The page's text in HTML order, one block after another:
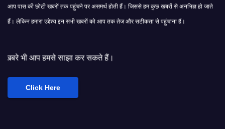
आप पास की छोटी खबरों तक पहुंचने पर असमर्थ होती हैं। जिससे हम कुछ खबरों से अनभिज्ञ हो जाते
हैं। लेकिन हमारा उद्देश्य इन सभी खबरों को आप तक तेज और सटीकता से पहुंचाना हैं।
कर सकते हैं।
Click Here